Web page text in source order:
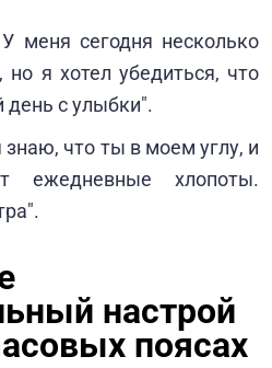
меня сегодня несколько
но я хотел убедиться, что
день с улыбки".
что ты в моем углу, и
ежедневные хлопоты.
настрой
поясах